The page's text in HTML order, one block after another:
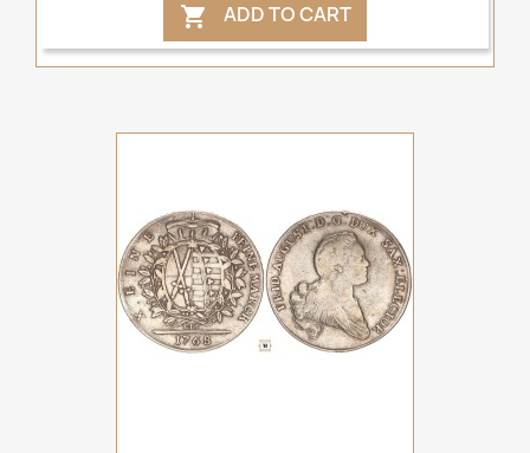
 ADD TO CART